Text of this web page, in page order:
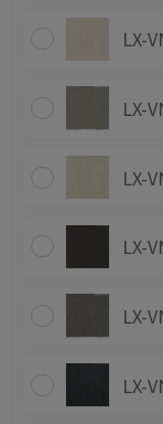
LX-
LX-
LX-
LX-
LX-
LX-